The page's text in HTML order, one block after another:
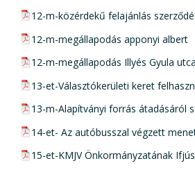
pdf csatolmány:
12-m-közérdekű felajánlás
pdf csatolmány:
12-m-megállapodás apponyi albert
pdf csatolmány:
12-m-megállapodás Illyés Gyula utca
pdf csatolmány:
13-et-Választókerületi keret
pdf csatolmány:
13-m-Alapítványi forrás átadásáról
pdf csatolmány:
14-et- Az autóbusszal végzett
pdf csatolmány:
15-et-KMJV Önkormányzatának